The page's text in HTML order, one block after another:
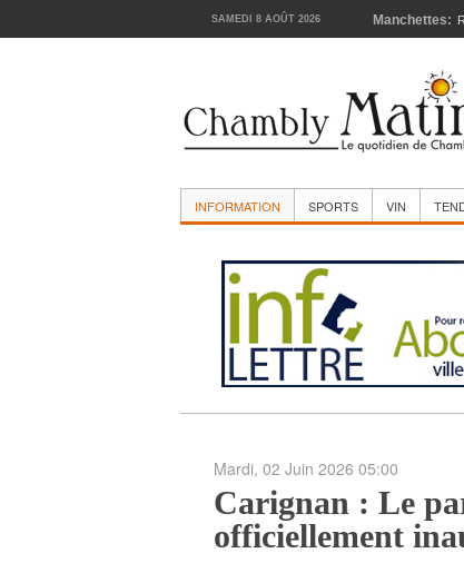
SAMEDI 8 AOÛT 2026 Manchettes:
INFORMATION SPORTS VIN
Mardi, 02 Juin 2026 05:00
Carignan : Le
officiellement